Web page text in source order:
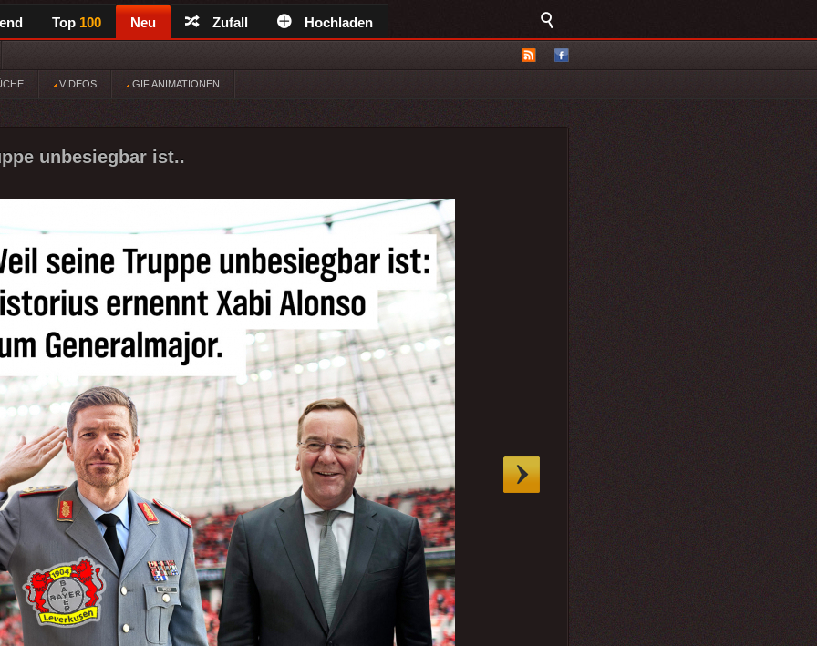
Top 100 Neu Zufall Hochladen
VIDEOS GIF ANIMATIONEN
unbesiegbar ist..